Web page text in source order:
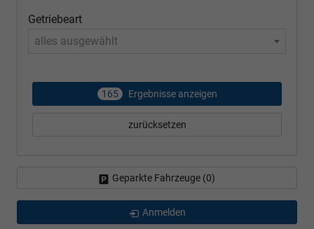
Getriebeart
alles ausgewählt
165 Ergebnisse anzeigen
zurücksetzen
Geparkte Fahrzeuge (0)
Anmelden